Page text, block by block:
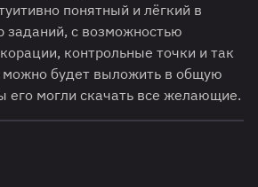
понятный и лёгкий в
заданий, с возможностью
контрольные точки и так
можно будет выложить в общую
его могли скачать все желающие.